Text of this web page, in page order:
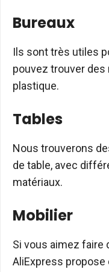
Bureaux
Ils sont très utiles
pouvez trouver des
plastique.
Tables
Nous trouverons
de table, avec
matériaux.
Mobilier
Si vous aimez faire
AliExpress